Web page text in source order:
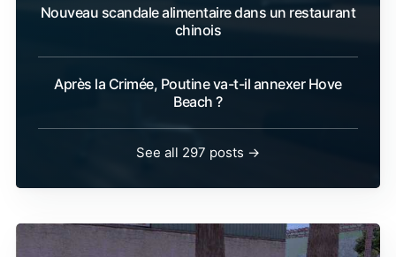
Nouveau scandale alimentaire dans un restaurant
chinois
Après la Crimée, Poutine va-t-il annexer Hove
Beach ?
See all 297 posts →